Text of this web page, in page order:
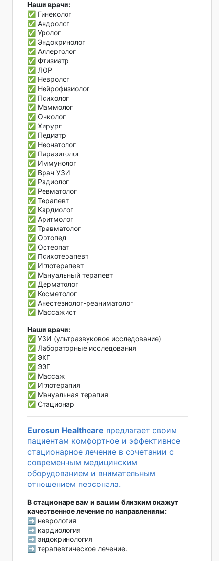
Наши врачи:
✅ Гинеколог
✅ Андролог
✅ Уролог
✅ Эндокринолог
✅ Аллерголог
✅ Фтизиатр
✅ ЛОР
✅ Невролог
✅ Нейрофизиолог
✅ Психолог
✅ Маммолог
✅ Онколог
✅ Хирург
✅ Педиатр
✅ Неонатолог
✅ Паразитолог
✅ Иммунолог
✅ Врач УЗИ
✅ Радиолог
✅ Ревматолог
✅ Терапевт
✅ Кардиолог
✅ Аритмолог
✅ Травматолог
✅ Ортопед
✅ Остеопат
✅ Психотерапевт
✅ Иглотерапевт
✅ Мануальный терапевт
✅ Дерматолог
✅ Косметолог
✅ Анестезиолог-реаниматолог
✅ Массажист
Наши врачи:
✅ УЗИ (ультразвуковое исследование)
✅ Лабораторные исследования
✅ ЭКГ
✅ ЭЭГ
✅ Массаж
✅ Иглотерапия
✅ Мануальная терапия
✅ Стационар
Eurosun Healthcare предлагает своим
пациентам комфортное и эффективное
стационарное лечение в сочетании с
современным медицинским
оборудованием и внимательным
отношением персонала.
В стационаре вам и вашим близким окажут
качественное лечение по направлениям:
➡️ неврология
➡️ кардиология
➡️ эндокринология
➡️ терапевтическое лечение.